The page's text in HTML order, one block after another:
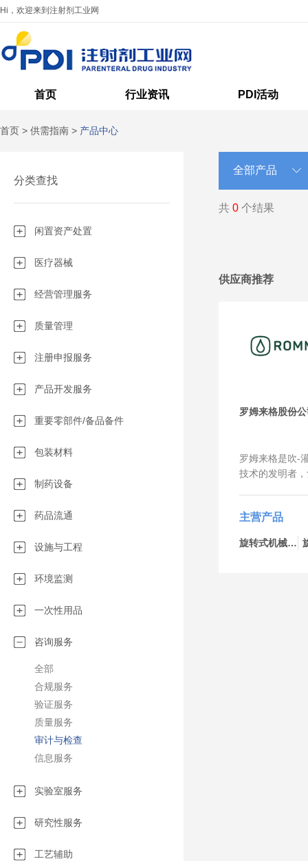
Hi，欢迎来到注射剂工业网
首页 行业资讯 PDI活动
首页 > 供需指南 > 产品中心
分类查找
闲置资产处置
医疗器械
经营管理服务
质量管理
注册申报服务
产品开发服务
重要零部件/备品备件
包装材料
制药设备
药品流通
设施与工程
环境监测
一次性用品
咨询服务
全部
合规服务
验证服务
质量服务
审计与检查
信息服务
实验室服务
研究性服务
工艺辅助
共 0 个结果
供应商推荐
罗姆来格股份
罗姆来格是吹-
技术的发明者
的领导者。我
用于制药、化
我们与客户一
主营产品
旋转式机械-bp434